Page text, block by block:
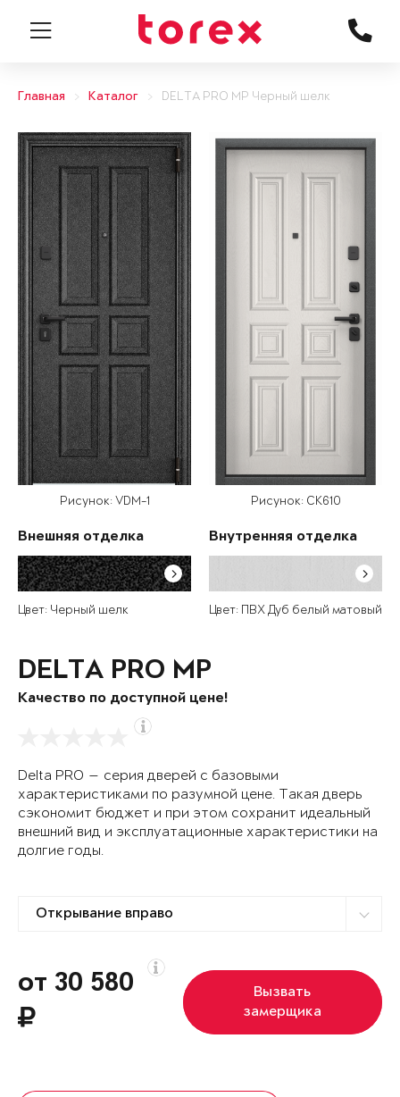
Главная Каталог DELTA PRO MP Черный шелк
Рисунок: VDM-1
Внешняя отделка
Цвет: Черный шелк
Рисунок: СК610
Внутренняя отделка
Цвет: ПВХ Дуб белый матовый
DELTA PRO MP
Качество по доступной цене!
Delta PRO — серия дверей с базовыми
характеристиками по разумной цене. Такая дверь
сэкономит бюджет и при этом сохранит идеальный
внешний вид и эксплуатационные характеристики на
долгие годы.
от 30 580
Вызвать
замерщика